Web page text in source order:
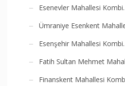
Esenevler Mahallesi
Ümraniye Esenkent
Esenşehir Mahallesi
Fatih Sultan Mehmet
Finanskent Mahallesi